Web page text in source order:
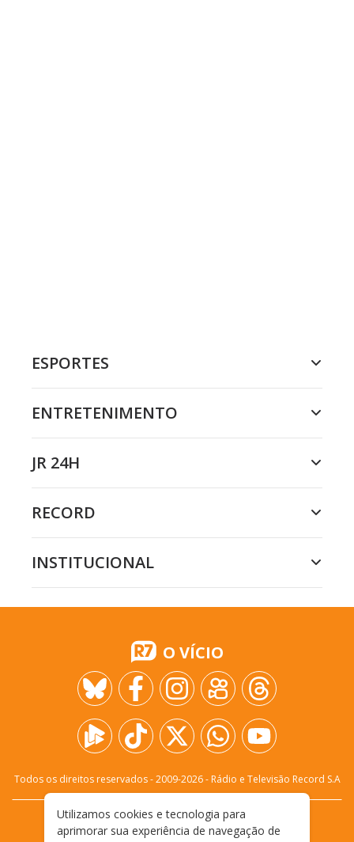
ESPORTES
ENTRETENIMENTO
JR 24H
RECORD
INSTITUCIONAL
O VÍCIO
Todos os direitos reservados - 2009-2026- Rádio e Televisão Record S.A
FALE CONOSCO
PRIVACIDADE
Utilizamos cookies e tecnologia para
aprimorar sua experiência de navegação de